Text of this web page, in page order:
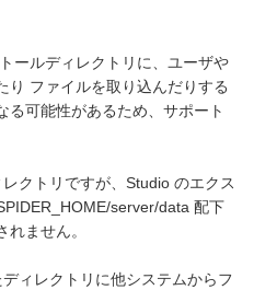
ールディレクトリに、ユーザや
り ファイルを取り込んだりする
る可能性があるため、サポート
クトリですが、Studio のエクス
server/data 配下
ません。
ィレクトリに他システムからフ